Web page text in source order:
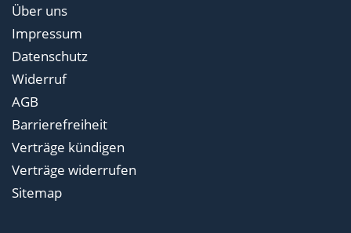
Über uns
Impressum
Datenschutz
Widerruf
AGB
Barrierefreiheit
Verträge kündigen
Verträge widerrufen
Sitemap